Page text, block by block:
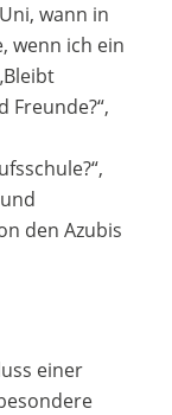
wann in
wenn ich ein
den Azubis
einer